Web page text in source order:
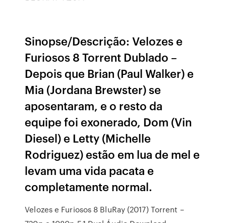
Sinopse/Descrição: Velozes e
Furiosos 8 Torrent Dublado –
Depois que Brian (Paul Walker) e
Mia (Jordana Brewster) se
aposentaram, e o resto da
equipe foi exonerado, Dom (Vin
Diesel) e Letty (Michelle
Rodriguez) estão em lua de mel e
levam uma vida pacata e
completamente normal.
Velozes e Furiosos 8 BluRay (2017) Torrent –